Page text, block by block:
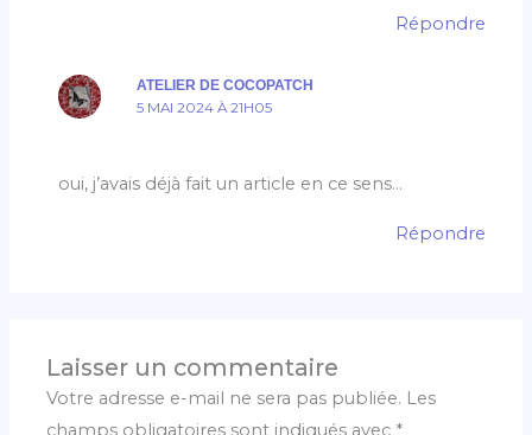
Répondre
ATELIER DE COCOPATCH
5 MAI 2024 À 21H05
oui, j’avais déjà fait un article en ce sens…
Répondre
Laisser un commentaire
Votre adresse e-mail ne sera pas publiée. Les